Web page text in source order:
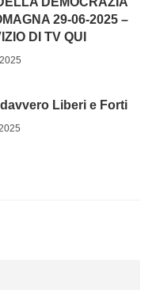
29-06-2025 –
DI TV QUI
Liberi e Forti